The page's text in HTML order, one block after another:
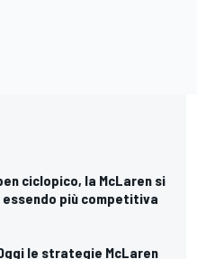
ciclopico, la McLaren si
essendo più competitiva
le strategie McLaren